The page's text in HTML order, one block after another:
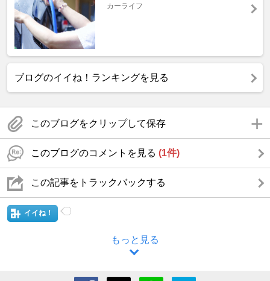
カーライフ
ブログのイイね！ランキングを見る
このブログをクリップして保存
このブログのコメントを見る (1件)
この記事をトラックバックする
イイね！
もっと見る